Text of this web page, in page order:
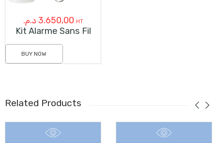
3.650,00 د.م. HT
Kit Alarme Sans Fil
BUY NOW
Related Products